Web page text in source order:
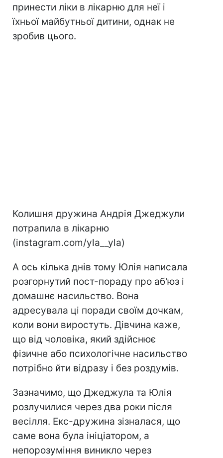
принести ліки в лікарню для неї і
їхньої майбутньої дитини, однак не
зробив цього.
Колишня дружина Андрія Джеджули
потрапила в лікарню
(instagram.com/yla__yla)
А ось кілька днів тому Юлія написала
розгорнутий пост-пораду про аб'юз і
домашнє насильство. Вона
адресувала ці поради своїм дочкам,
коли вони виростуть. Дівчина каже,
що від чоловіка, який здійснює
фізичне або психологічне насильство
потрібно йти відразу і без роздумів.
Зазначимо, що Джеджула та Юлія
розлучилися через два роки після
весілля. Екс-дружина зізналася, що
саме вона була ініціатором, а
непорозуміння виникло через